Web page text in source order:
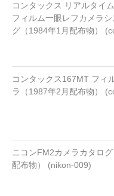
コンタックス リアルタイ
フィルム一眼レフカメラ
グ（1984年1月配布物）
コンタックス167MT フィ
ラ（1987年2月配布物）
ニコンFM2カメラカタロ
配布物） (nikon-009)